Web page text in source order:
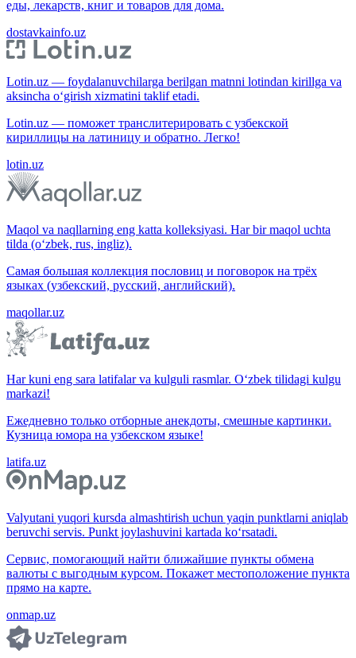
еды, лекарств, книг и товаров для дома.
dostavkainfo.uz
Lotin.uz — foydalanuvchilarga berilgan matnni lotindan kirillga va
aksincha o‘girish xizmatini taklif etadi.
Lotin.uz — поможет транслитерировать с узбекской
кириллицы на латиницу и обратно. Легко!
lotin.uz
Maqol va naqllarning eng katta kolleksiyasi. Har bir maqol uchta
tilda (o‘zbek, rus, ingliz).
Самая большая коллекция пословиц и поговорок на трёх
языках (узбекский, русский, английский).
maqollar.uz
Har kuni eng sara latifalar va kulguli rasmlar. O‘zbek tilidagi kulgu
markazi!
Ежедневно только отборные анекдоты, смешные картинки.
Кузница юмора на узбекском языке!
latifa.uz
Valyutani yuqori kursda almashtirish uchun yaqin punktlarni aniqlab
beruvchi servis. Punkt joylashuvini kartada ko‘rsatadi.
Сервис, помогающий найти ближайшие пункты обмена
валюты с выгодным курсом. Покажет местоположение пункта
прямо на карте.
onmap.uz